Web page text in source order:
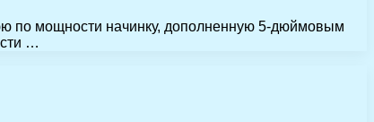
по мощности начинку, дополненную 5-дюймовым
…